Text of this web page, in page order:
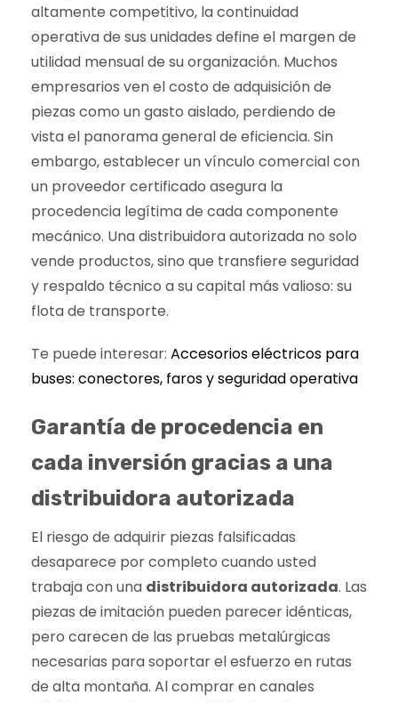
altamente competitivo, la continuidad
operativa de sus unidades define el margen de
utilidad mensual de su organización. Muchos
empresarios ven el costo de adquisición de
piezas como un gasto aislado, perdiendo de
vista el panorama general de eficiencia. Sin
embargo, establecer un vínculo comercial con
un proveedor certificado asegura la
procedencia legítima de cada componente
mecánico. Una distribuidora autorizada no solo
vende productos, sino que transfiere seguridad
y respaldo técnico a su capital más valioso: su
flota de transporte.
Te puede interesar: Accesorios eléctricos para
buses: conectores, faros y seguridad operativa
Garantía de procedencia en
cada inversión gracias a una
distribuidora autorizada
El riesgo de adquirir piezas falsificadas
desaparece por completo cuando usted
trabaja con una distribuidora autorizada. Las
piezas de imitación pueden parecer idénticas,
pero carecen de las pruebas metalúrgicas
necesarias para soportar el esfuerzo en rutas
de alta montaña. Al comprar en canales